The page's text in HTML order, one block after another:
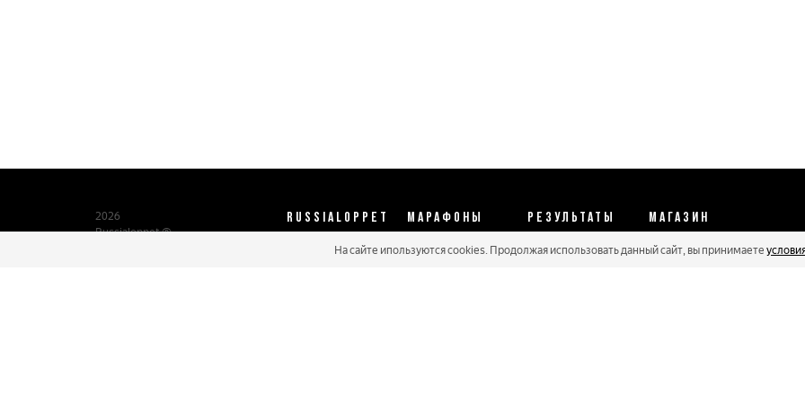
2026
Russialoppet ®
RUSSIALOPPET МАРАФОНЫ РЕЗУЛЬТАТЫ МАГАЗИН
Календарь 2026
Протоколы 2025
Реквизиты
На сайте ипользуются cookies. Продолжая использовать данный сайт, вы принимаете